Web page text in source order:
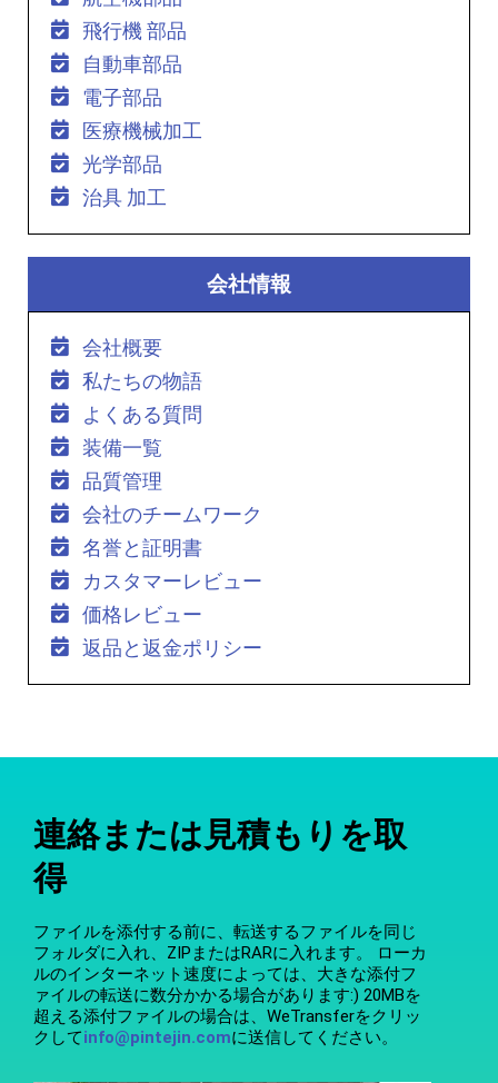
飛行機 部品
自動車部品
電子部品
医療機械加工
光学部品
治具 加工
会社情報
会社概要
私たちの物語
よくある質問
装備一覧
品質管理
会社のチームワーク
名誉と証明書
カスタマーレビュー
価格レビュー
返品と返金ポリシー
連絡または見積もりを取
得
ファイルを添付する前に、転送するファイルを同じ
フォルダに入れ、ZIPまたはRARに入れます。 ローカ
ルのインターネット速度によっては、大きな添付フ
ァイルの転送に数分かかる場合があります:) 20MBを
超える添付ファイルの場合は、WeTransferをクリッ
クしてinfo@pintejin.comに送信してください。